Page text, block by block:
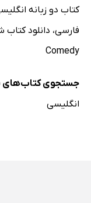
کتاب دو زبانه
فارسی، دانلود کتاب
Comedy
جستجوی کتاب‌های
انگلیسی